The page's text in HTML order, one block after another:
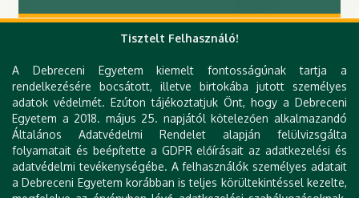
Tisztelt Felhasználó!
A Debreceni Egyetem kiemelt fontosságúnak tartja a
rendelkezésére bocsátott, illetve birtokába jutott személyes
adatok védelmét. Ezúton tájékoztatjuk Önt, hogy a Debreceni
Egyetem a 2018. május 25. napjától kötelezően alkalmazandó
Általános Adatvédelmi Rendelet alapján felülvizsgálta
folyamatait és beépítette a GDPR előírásait az adatkezelési és
adatvédelmi tevékenységébe. A felhasználók személyes adatait
a Debreceni Egyetem korábban is teljes körültekintéssel kezelte,